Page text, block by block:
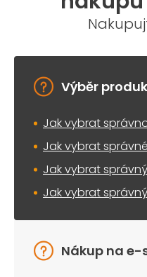
Výběr
Jak vybrat
Jak vybrat
Jak vybrat
Jak vybrat
Nákup na e-